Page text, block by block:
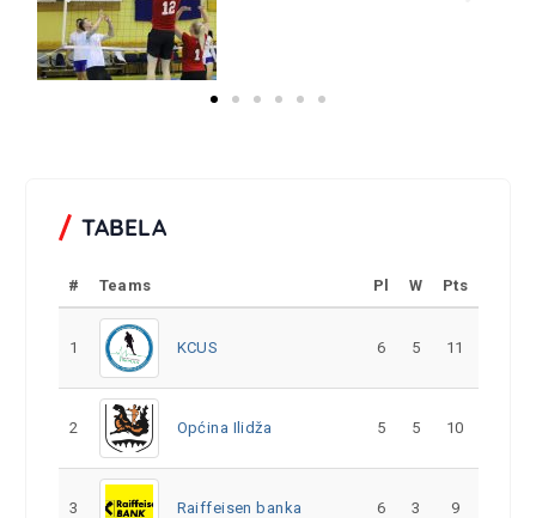
TABELA
# Teams Pl W Pts
1 KCUS 6 5 11
2 Općina Ilidža 5 5 10
3 Raiffeisen banka 6 3 9